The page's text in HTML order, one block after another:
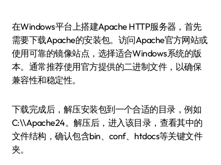
在Windows平台上搭建Apache HTTP服务器，首先
需要下载Apache的安装包。访问Apache官方网站或
使用可靠的镜像站点，选择适合Windows系统的版
本。通常推荐使用官方提供的二进制文件，以确保
兼容性和稳定性。
下载完成后，解压安装包到一个合适的目录，例如
C:\\Apache24。解压后，进入该目录，查看其中的
文件结构，确认包含bin、conf、htdocs等关键文件
夹。